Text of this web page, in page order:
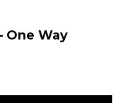
One Way